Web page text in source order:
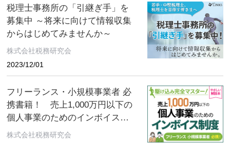
税理士事務所の「引継ぎ手」を
募集中 ～将来に向けて情報収集
からはじめてみませんか～
株式会社税務研究会
2023/12/01
フリーランス・小規模事業者 必
携書籍！ 売上1,000万円以下の
個人事業のためのインボイス制
度
株式会社税務研究会